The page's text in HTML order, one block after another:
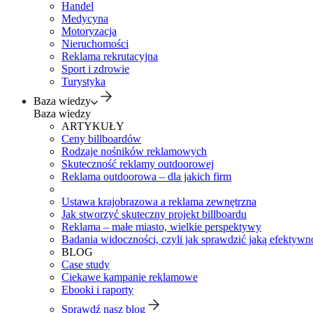
Handel
Medycyna
Motoryzacja
Nieruchomości
Reklama rekrutacyjna
Sport i zdrowie
Turystyka
Baza wiedzy
Baza wiedzy
ARTYKUŁY
Ceny billboardów
Rodzaje nośników reklamowych
Skuteczność reklamy outdoorowej
Reklama outdoorowa – dla jakich firm
Ustawa krajobrazowa a reklama zewnętrzna
Jak stworzyć skuteczny projekt billboardu
Reklama – małe miasto, wielkie perspektywy
Badania widoczności, czyli jak sprawdzić jaką
BLOG
Case study
Ciekawe kampanie reklamowe
Ebooki i raporty
Sprawdź nasz blog